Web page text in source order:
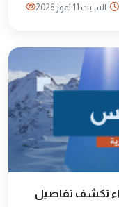
السبت 11 تموز 2026
تكشف تفاصيل